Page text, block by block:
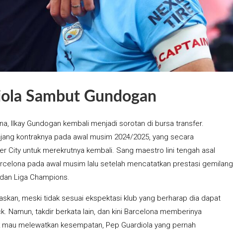
Sambut Gundogan
Ilkay Gundogan kembali menjadi sorotan di bursa transfer.
kontraknya pada awal musim 2024/2025, yang secara
City untuk merekrutnya kembali. Sang maestro lini tengah asal
pada awal musim lalu setelah mencatatkan prestasi gemilang
Liga Champions.
meski tidak sesuai ekspektasi klub yang berharap dia dapat
Namun, takdir berkata lain, dan kini Barcelona memberinya
melewatkan kesempatan, Pep Guardiola yang pernah